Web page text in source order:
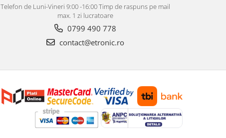
Telefon de Luni-Vineri 9:00 -16:00 Timp de raspuns pe mail
max. 1 zi lucratoare
0799 490 778
contact@etronic.ro